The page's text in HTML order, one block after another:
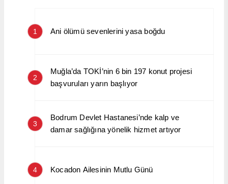
1 Ani ölümü sevenlerini yasa boğdu
2
Muğla’da TOKİ’nin 6 bin 197 konut projesi
başvuruları yarın başlıyor
3
Bodrum Devlet Hastanesi’nde kalp ve
damar sağlığına yönelik hizmet artıyor
4 Kocadon Ailesinin Mutlu Günü